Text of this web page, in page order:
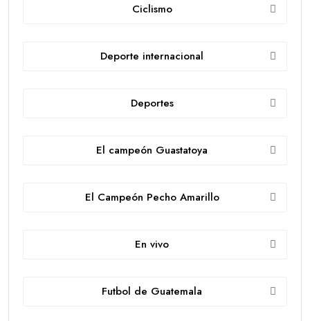
Ciclismo
Deporte internacional
Deportes
El campeón Guastatoya
El Campeón Pecho Amarillo
En vivo
Futbol de Guatemala